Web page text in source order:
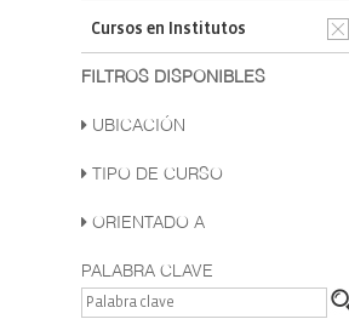
Cursos en Institutos
FILTROS DISPONIBLES
UBICACIÓN
TIPO DE CURSO
ORIENTADO A
PALABRA CLAVE